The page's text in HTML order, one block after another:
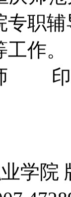
专职
工
印
学院